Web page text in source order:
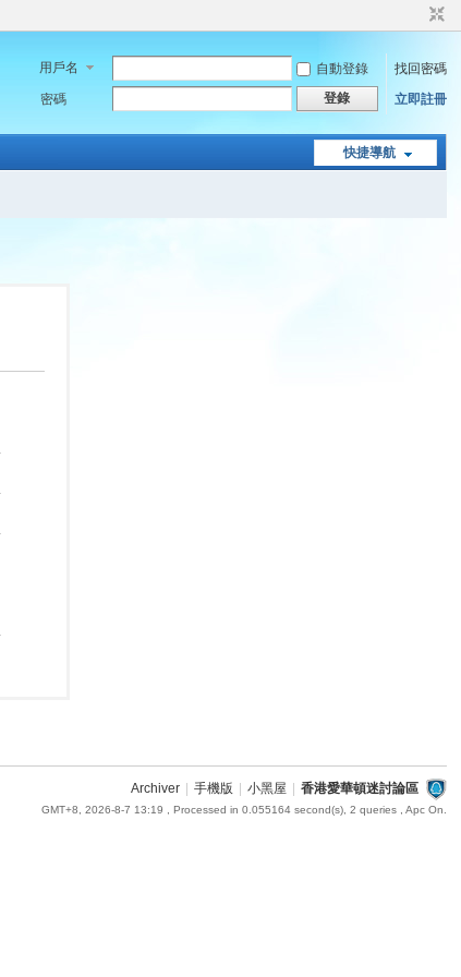
用戶名 自動登錄
找回密碼
密碼
登錄 立即註冊
快捷導航
Archiver 手機版 小黑屋 香港愛華頓迷討論區
GMT+8, 2026-8-7 13:19 , Processed in 0.055164 second(s), 2 queries , Apc On.